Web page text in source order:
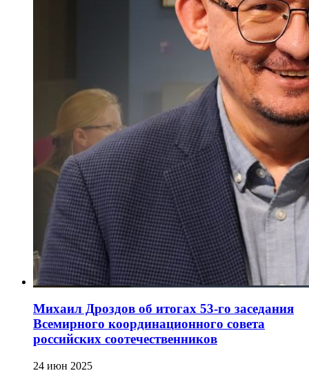
Михаил Дроздов об итогах 53-го заседания
Всемирного координационного совета
российских соотечественников
24 июн 2025